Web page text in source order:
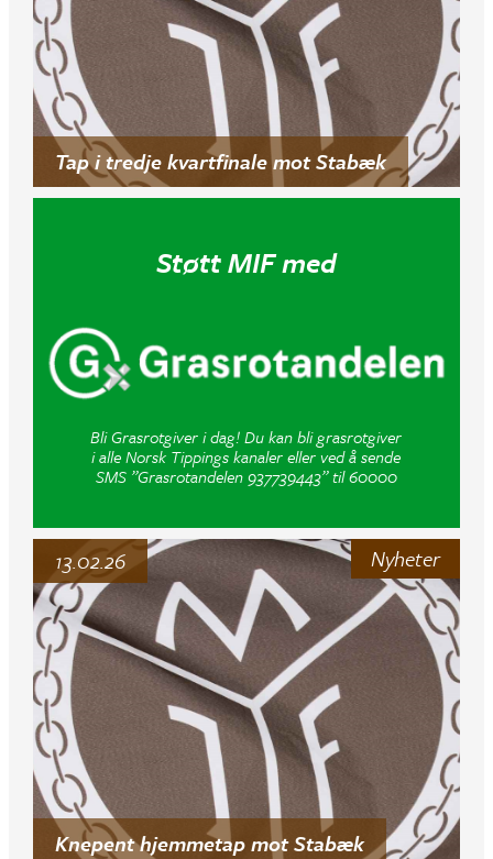
Tap i tredje kvartfinale mot Stabæk
Støtt MIF med
Bli Grasrotgiver i dag! Du kan bli grasrotgiver
i alle Norsk Tippings kanaler eller ved å sende
SMS ”Grasrotandelen 937739443” til 60000
Nyheter
Knepent hjemmetap mot Stabæk
13.02.26